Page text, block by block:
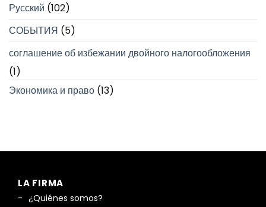
Русский (102)
СОБЫТИЯ (5)
соглашение об избежании двойного налогообложения
(1)
Экономика и право (13)
LA FIRMA
¿Quiénes somos?